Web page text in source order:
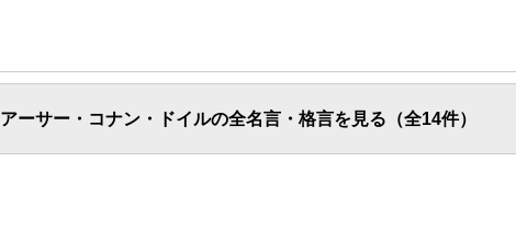
アーサー・コナン・ドイルの全名言・格言を見る（全14件）